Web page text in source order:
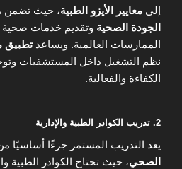
إلى معايير الأيزو الطبية، حيث تضمن
الجودة الصحية وتقديم خدمات صحية
الممارسات العالمية. ويساعدتطبيق
نظم التشغيل داخل المستشفيات
الكفاءة والفعالية.
2. تدريب الكوادر الطبية والإدارية
يعد التدريب المستمر جزءًا أساسيًا
الصحي، حيث تحتاج الكوادر الطبية